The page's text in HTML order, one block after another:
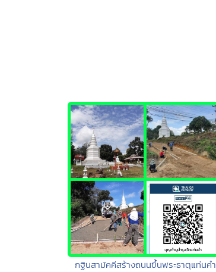
กฐินสามัคคีสร้างถนนขึ้นพระธาตุแท่นคำ